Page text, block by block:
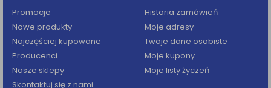
Promocje
Nowe produkty
Najczęściej kupowane
Producenci
Nasze sklepy
Skontaktuj się z nami
Historia zamówień
Moje adresy
Twoje dane osobiste
Moje kupony
Moje listy życzeń